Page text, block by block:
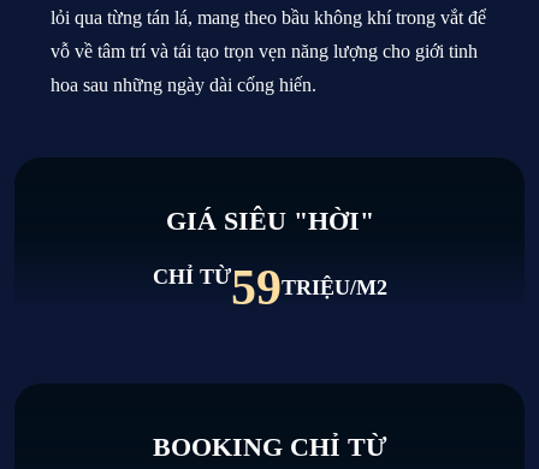
lỏi qua từng tán lá, mang theo bầu không khí trong vắt để
vỗ về tâm trí và tái tạo trọn vẹn năng lượng cho giới tinh
hoa sau những ngày dài cống hiến.
GIÁ SIÊU "HỜI"
CHỈ TỪ59TRIỆU/M2
BOOKING CHỈ TỪ